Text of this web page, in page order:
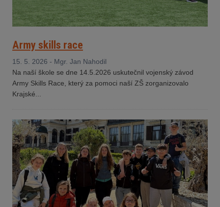
Army skills race
15. 5. 2026 - Mgr. Jan Nahodil
Na naší škole se dne 14.5.2026 uskutečnil vojenský závod
Army Skills Race, který za pomoci naší ZŠ zorganizovalo
Krajské...